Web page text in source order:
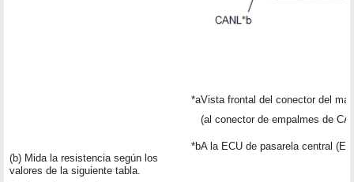
(b) Mida la resistencia según los
valores de la siguiente tabla.
*aVista frontal del conector del
(al conector de empalmes de
*bA la ECU de pasarela central